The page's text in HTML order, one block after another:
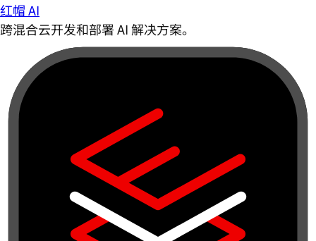
红帽 AI
跨混合云开发和部署 AI 解决方案。